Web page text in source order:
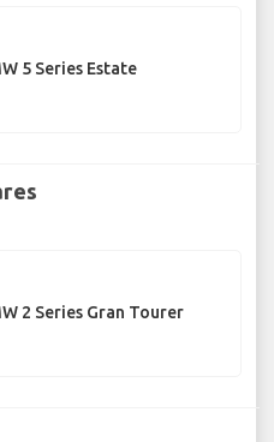
5 Series Estate
2 Series Gran Tourer